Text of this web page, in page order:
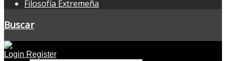
Filosofía Extremeña
Buscar
Login Register